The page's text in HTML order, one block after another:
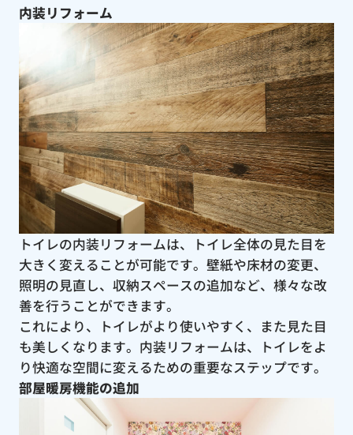
内装リフォーム
トイレの内装リフォームは、トイレ全体の見た目を
大きく変えることが可能です。壁紙や床材の変更、
照明の見直し、収納スペースの追加など、様々な改
善を行うことができます。
これにより、トイレがより使いやすく、また見た目
も美しくなります。内装リフォームは、トイレをよ
り快適な空間に変えるための重要なステップです。
部屋暖房機能の追加